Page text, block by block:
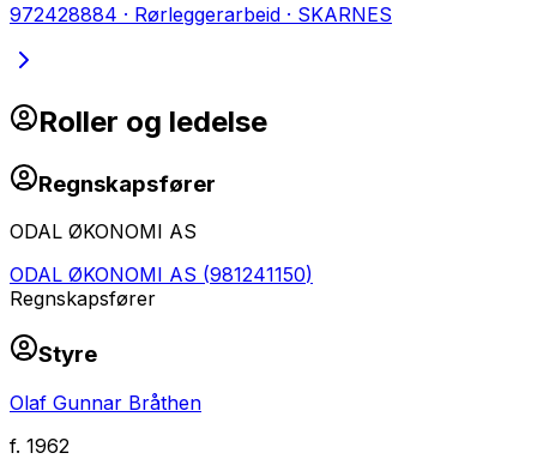
972428884 · Rørleggerarbeid · SKARNES
Roller og ledelse
Regnskapsfører
ODAL ØKONOMI AS
ODAL ØKONOMI AS (981241150)
Regnskapsfører
Styre
Olaf Gunnar Bråthen
f. 1962